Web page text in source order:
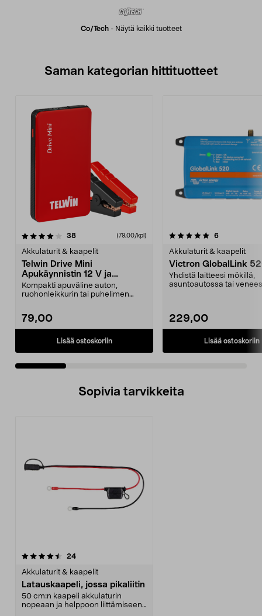
Co/tech- Näytä kaikki tuotteet
Saman kategorian hittituotteet
38arvostelut (79,00/kpl)
Akkulaturit & kaapelit
Telwin Drive Mini
Apukäynnistin 12 V ja
varavirtalähde
Kompakti apuväline auton,
ruohonleikkurin tai puhelimen
79,00
Lisää ostoskoriin
5.0 viidestä
6arvostelut
Akkulaturit & kaapelit
Victron GlobalLink
Yhdistä laitteesi mökillä,
asuntoautossa tai
229,00
Lisää ostoskoriin
4.5 viidestä
Sopivia tarvikkeita
24arvostelut
Akkulaturit & kaapelit
Latauskaapeli, jossa pikaliitin
50 cm:n kaapeli akkulaturin
nopeaan ja helppoon liittämiseen.